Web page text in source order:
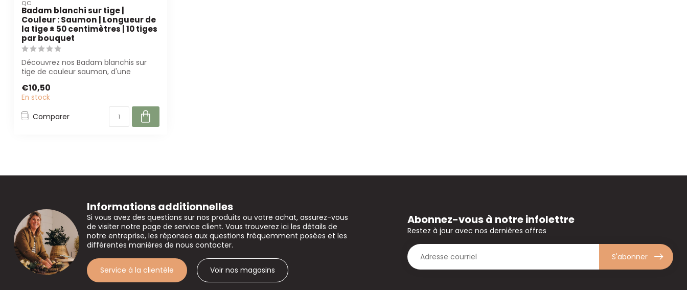
QC
Badam blanchi sur tige |
Couleur : Saumon | Longueur de
la tige ± 50 centimètres | 10 tiges
par bouquet
Découvrez nos Badam blanchis sur
tige de couleur saumon, d'une
€10,50
En stock
Comparer
Informations additionnelles
Si vous avez des questions sur nos produits ou votre achat, assurez-vous
de visiter notre page de service client. Vous trouverez ici les détails de
notre entreprise, les réponses aux questions fréquemment posées et les
différentes manières de nous contacter.
Service à la clientèle Voir nos magasins
Abonnez-vous à notre infolettre
Restez à jour avec nos dernières offres
S'abonner